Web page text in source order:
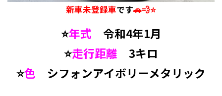
新車未登録車です🚗💨⭐
⭐年式 令和4年1月
⭐走行距離 3キロ
⭐色 シフォンアイボリーメタリック